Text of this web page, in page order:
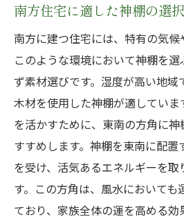
南方住宅に適した神棚の選
南方に建つ住宅には、特有の気候
このような環境において神棚を
ず素材選びです。湿度が高い地域
木材を使用した神棚が適していま
を活かすために、東南の方角に
すすめします。神棚を東南に配
を受け、活気あるエネルギーを
す。この方角は、風水において
ており、家族全体の運を高める効